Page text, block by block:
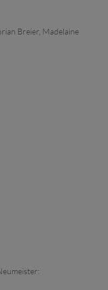
Breier, Madelaine